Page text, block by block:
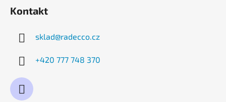
Kontakt
sklad@radecco.cz
+420 777 748 370